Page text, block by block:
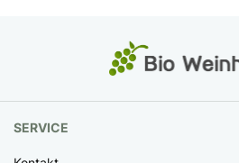
SERVICE